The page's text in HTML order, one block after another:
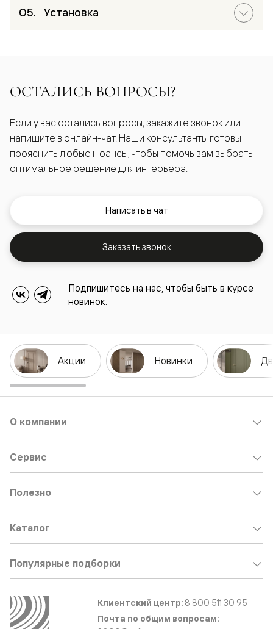
Установка
ОСТАЛИСЬ ВОПРОСЫ?
Если у вас остались вопросы, закажите звонок или
напишите в онлайн-чат. Наши консультанты готовы
прояснить любые нюансы, чтобы помочь вам выбрать
оптимальное решение для интерьера.
Написать в чат
Заказать звонок
Подпишитесь на нас, чтобы быть в курсе
новинок.
Акции Новинки
О компании
Сервис
Полезно
Каталог
Популярные подборки
Клиентский центр: 8 800 511 30 95
Почта по общим вопросам: